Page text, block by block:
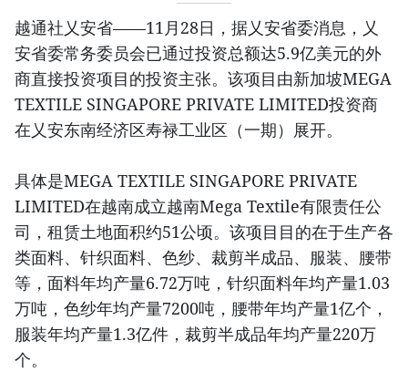
越通社乂安省——11月28日，据乂安省委消息，乂
安省委常务委员会已通过投资总额达5.9亿美元的外
商直接投资项目的投资主张。该项目由新加坡MEGA
TEXTILE SINGAPORE PRIVATE LIMITED投资商
在乂安东南经济区寿禄工业区（一期）展开。
具体是MEGA TEXTILE SINGAPORE PRIVATE
LIMITED在越南成立越南Mega Textile有限责任公
司，租赁土地面积约51公顷。该项目目的在于生产各
类面料、针织面料、色纱、裁剪半成品、服装、腰带
等，面料年均产量6.72万吨，针织面料年均产量1.03
万吨，色纱年均产量7200吨，腰带年均产量1亿个，
服装年均产量1.3亿件，裁剪半成品年均产量220万
个。